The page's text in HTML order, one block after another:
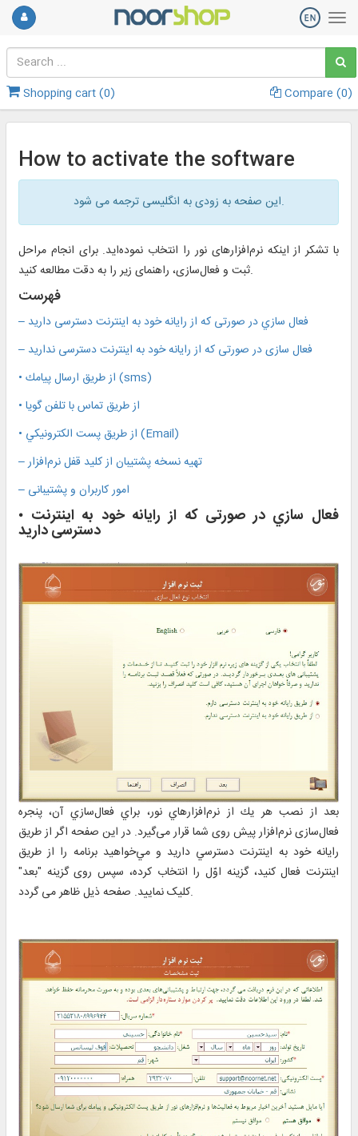
Shopping cart (0) Compare (0)
How to activate the software
این صفحه به زودی به انگلیسی ترجمه می شود.
با تشكر از اينكه نرم‌افزارهاى نور را انتخاب نموده‌‏ايد. براى انجام مراحل
ثبت و فعال‏‌سازى، راهنماى زير را به ‏دقت مطالعه كنيد.
فهرست
– فعال‌ سازي در صورتی که از رایانه خود به اینترنت دسترسی دارید
– فعال سازی در صورتی که از رایانه خود به اینترنت دسترسی ندارید
• از طریق ارسال پيامك (sms)
• از طریق تماس با تلفن گويا
• از طریق پست الكترونيكي (Email)
– تهیه نسخه پشتیبان از کلید قفل نرم‌افزار
– امور كاربران و پشتیبانی
• فعال‌ سازي در صورتی که از رایانه خود به اینترنت
دسترسی دارید
بعد از نصب هر يك از نرم‌افزارهاي نور، براي فعال‌سازي آن، پنجره
فعال‌سازی نرم‌افزار پیش روی شما قرار می‌گیرد. در اين صفحه اگر از طريق
رايانه خود به اينترنت دسترسي داريد و مي‌خواهيد برنامه را از طريق
اينترنت فعال كنيد، گزينه اوّل را انتخاب کرده، سپس روی گزینه "بعد"
کلیک نمایید. صفحه ذیل ظاهر می گردد.